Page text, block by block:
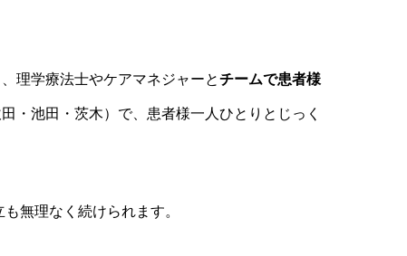
理学療法士やケアマネジャーとチームで患者様
・池田・茨木）で、患者様一人ひとりとじっく
無理なく続けられます。